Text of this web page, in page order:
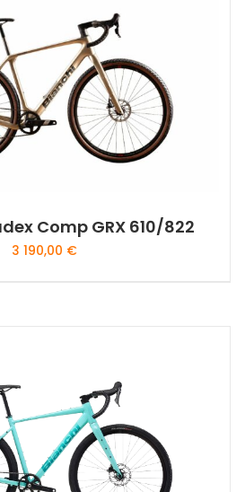
Comp GRX 610/822
3 190,00 €
options
peuvent
être
choisies